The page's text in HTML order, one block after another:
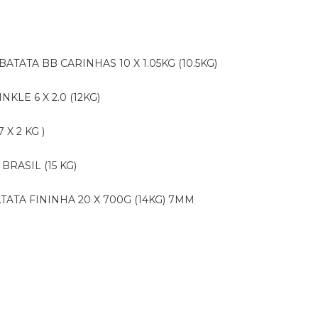
BATATA BB CARINHAS 10 X 1.05KG (10.5KG)
6 X 2.0 (12KG)
X 2 KG )
(15 KG)
FININHA 20 X 700G (14KG) 7MM